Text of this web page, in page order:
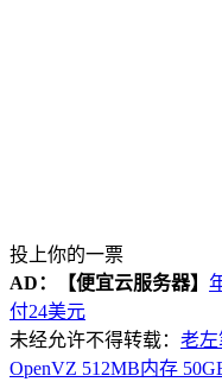
投上你的一票
AD：
【便宜云服务器】
付24美元
未经允许不得转载： 老
OpenVZ 512MB内存